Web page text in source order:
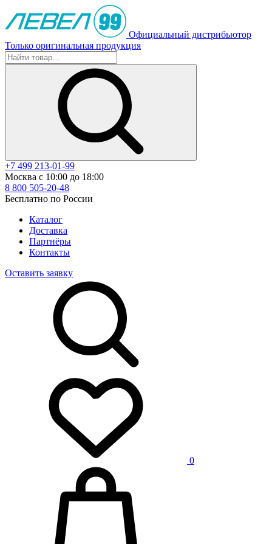
Официальный дистрибьютор
Только оригинальная продукция
+7 499 213-01-99
Москва с 10:00 до 18:00
8 800 505-20-48
Бесплатно по России
Каталог
Доставка
Партнёры
Контакты
Оставить заявку
0